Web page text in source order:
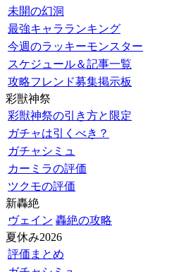
未開の幻洞
最強キャラランキング
今週のラッキーモンスター
スケジュール＆記事一覧
攻略フレンド募集掲示板
彩獣神祭
彩獣神祭の引き方と限定
ガチャは引くべき？
ガチャシミュ
カーミラの評価
ツクモの評価
新轟絶
ヴェイン 轟絶の攻略
夏休み2026
評価まとめ